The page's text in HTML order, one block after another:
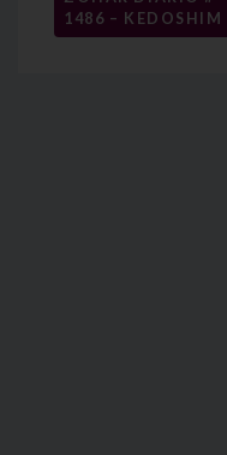
de
1486 – KEDOSHIM